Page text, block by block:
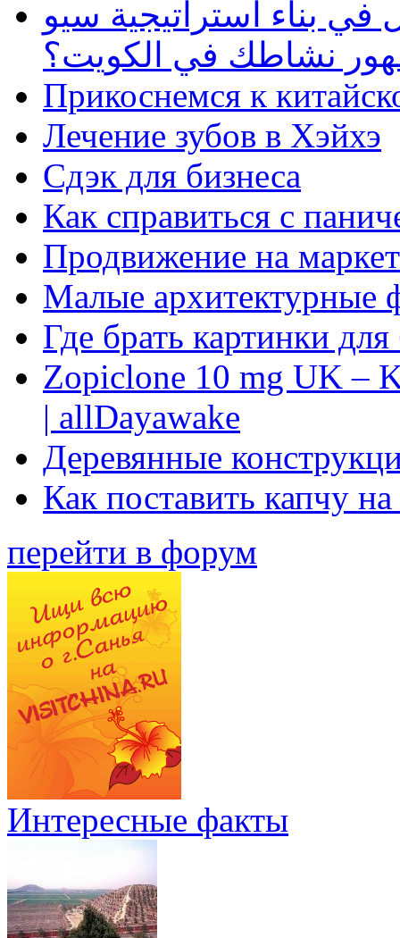
بناء استراتيجية سيو
نشاطك في الكويت؟
Прикоснемся к
Лечение зубов в Хэйхэ
Сдэк для бизнеса
Как справиться с
Продвижение на
Малые архитектурные
Где брать картинки
Zopiclone 10 mg UK –
| allDayawake
Деревянные
Как поставить капчу
перейти в форум
Интересные факты